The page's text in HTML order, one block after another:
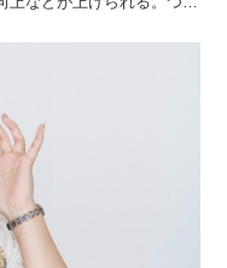
られる様に情報技術が整っ